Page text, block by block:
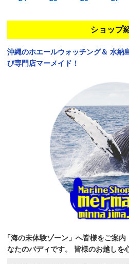
ショップ
沖縄のホエールウォッチング＆ 水納
び専門店マーメイド！
「海の未体験ゾーン」へ皆様をご案内
なたのバディです。
皆様のお越しを